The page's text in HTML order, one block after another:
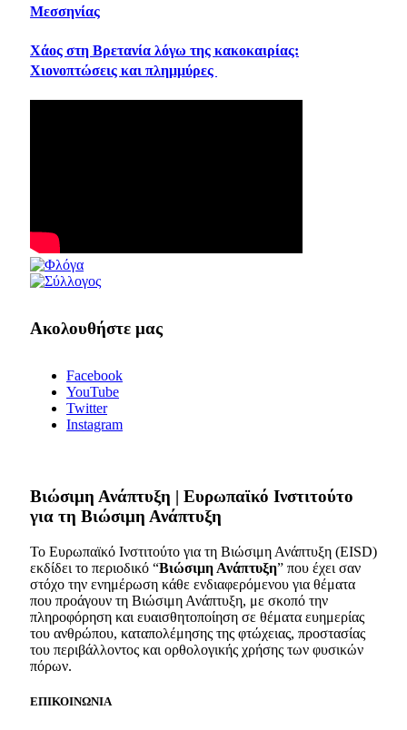
Μεσσηνίας
Χάος στη Βρετανία λόγω της κακοκαιρίας:
Χιονοπτώσεις και πλημμύρες
Ακολουθήστε μας
Facebook
YouTube
Twitter
Instagram
Bιώσιμη Ανάπτυξη | Ευρωπαϊκό Ινστιτούτο
για τη Βιώσιμη Ανάπτυξη
Το Ευρωπαϊκό Ινστιτούτο για τη Βιώσιμη Ανάπτυξη (EISD)
εκδίδει το περιοδικό “Βιώσιμη Ανάπτυξη” που έχει σαν
στόχο την ενημέρωση κάθε ενδιαφερόμενου για θέματα
που προάγουν τη Βιώσιμη Ανάπτυξη, με σκοπό την
πληροφόρηση και ευαισθητοποίηση σε θέματα ευημερίας
του ανθρώπου, καταπολέμησης της φτώχειας, προστασίας
του περιβάλλοντος και ορθολογικής χρήσης των φυσικών
πόρων.
ΕΠΙΚΟΙΝΩΝΙΑ